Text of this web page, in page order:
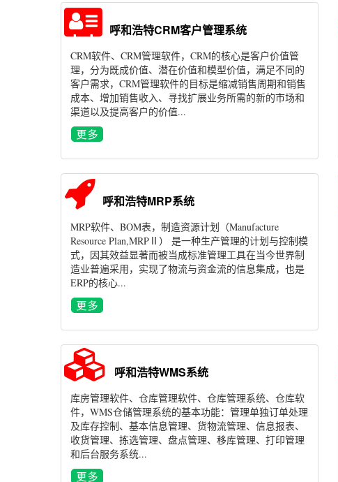
呼和浩特CRM客户管理系统
CRM软件、CRM管理软件，CRM的核心是客户价值管
理，分为既成价值、潜在价值和模型价值，满足不同的
客户需求，CRM管理软件的目标是缩减销售周期和销售
成本、增加销售收入、寻找扩展业务所需的新的市场和
渠道以及提高客户的价值...
呼和浩特MRP系统
MRP软件、BOM表，制造资源计划（Manufacture
Resource Plan,MRPⅡ） 是一种生产管理的计划与控制模
式，因其效益显著而被当成标准管理工具在当今世界制
造业普遍采用，实现了物流与资金流的信息集成，也是
ERP的核心...
呼和浩特WMS系统
库房管理软件、仓库管理软件、仓库管理系统、仓库软
件，WMS仓储管理系统的基本功能：管理单独订单处理
及库存控制、基本信息管理、货物流管理、信息报表、
收货管理、拣选管理、盘点管理、移库管理、打印管理
和后台服务系统...